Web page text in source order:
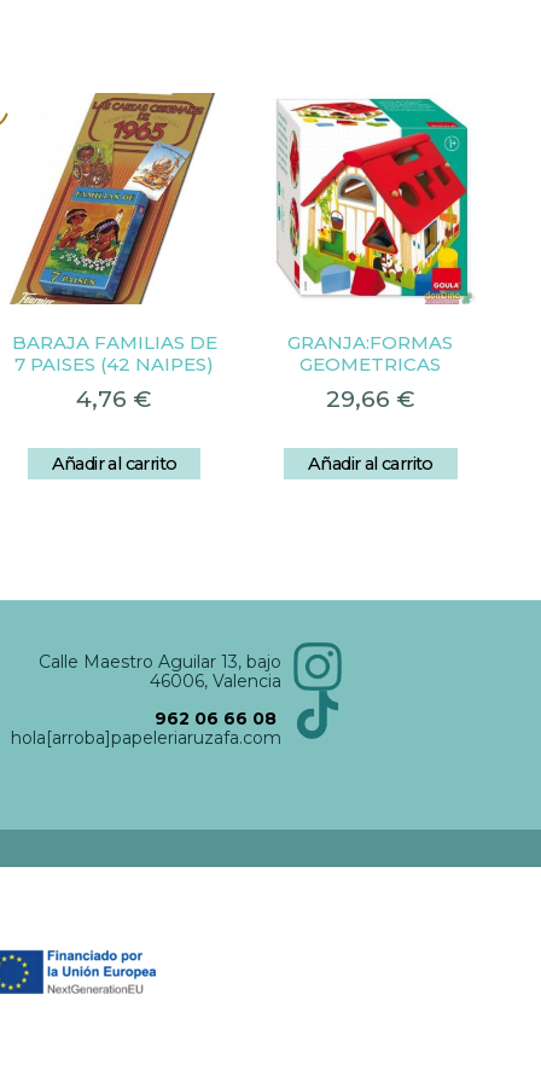
BARAJA FAMILIAS DE
7 PAISES (42 NAIPES)
4,76 €
Añadir al carrito
GRANJA:FORMAS
GEOMETRICAS
29,66 €
Añadir al carrito
Calle Maestro Aguilar 13, bajo
46006, Valencia
962 06 66 08
hola[arroba]papeleriaruzafa.com